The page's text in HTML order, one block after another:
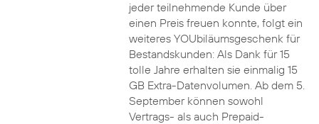
jeder teilnehmende Kunde über
einen Preis freuen konnte, folgt ein
weiteres YOUbiläumsgeschenk für
Bestandskunden: Als Dank für 15
tolle Jahre erhalten sie einmalig 15
GB Extra-Datenvolumen. Ab dem 5.
September können sowohl
Vertrags- als auch Prepaid-